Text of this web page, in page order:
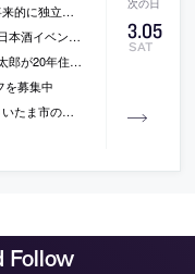
3.05
SAT
建築士を募集中
木ヒルズ屋台村」の写真
が代官山蔦屋書店で開催中
を募集中
古着店「BANKARA」
Follow